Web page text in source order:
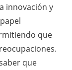
innovación y
que
que